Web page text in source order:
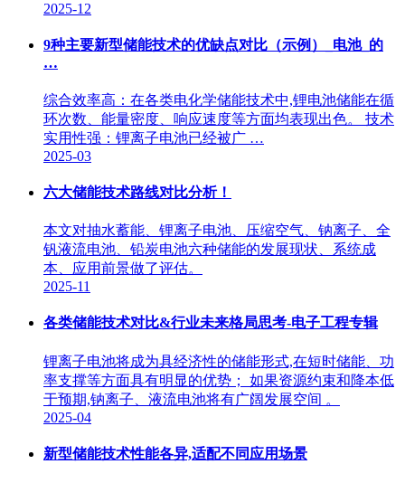
2025-12
9种主要新型储能技术的优缺点对比（示例）_电池_的
…
综合效率高：在各类电化学储能技术中,锂电池储能在循
环次数、能量密度、响应速度等方面均表现出色。 技术
实用性强：锂离子电池已经被广 …
2025-03
六大储能技术路线对比分析！
本文对抽水蓄能、锂离子电池、压缩空气、钠离子、全
钒液流电池、铅炭电池六种储能的发展现状、系统成
本、应用前景做了评估。
2025-11
各类储能技术对比&行业未来格局思考-电子工程专辑
锂离子电池将成为具经济性的储能形式,在短时储能、功
率支撑等方面具有明显的优势； 如果资源约束和降本低
于预期,钠离子、液流电池将有广阔发展空间 。
2025-04
新型储能技术性能各异,适配不同应用场景